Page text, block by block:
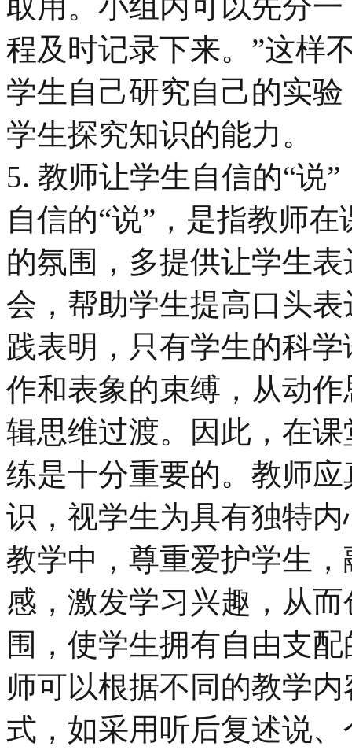
程及时记录下来。”这样
学生自己研究自己的实
学生探究知识的能力。
5. 教师让学生自信的“说
自信的“说”，是指教师
的氛围，多提供让学生
会，帮助学生提高口头
践表明，只有学生的科
作和表象的束缚，从动
辑思维过渡。因此，在
练是十分重要的。教师
识，视学生为具有独特
教学中，尊重爱护学生
感，激发学习兴趣，从
围，使学生拥有自由支
师可以根据不同的教学
式，如采用听后复述说